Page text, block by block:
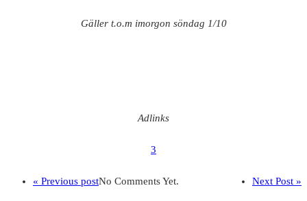
Gäller t.o.m imorgon söndag 1/10
Adlinks
3
« Previous post Next Post »
No Comments Yet.